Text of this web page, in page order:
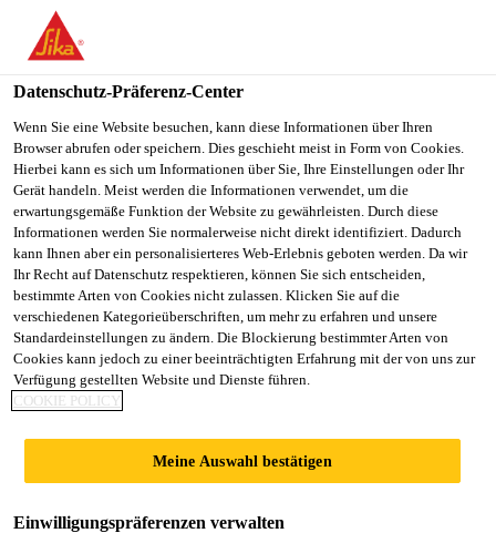
You are accessing "Sika Schweiz AG", it seems you are
accessing it from "Vereinigte Staaten". We have a dedicated
website for your country.
TO
SIKA
USA
STAY ON THE SIKA
SCHWEIZ AG WEBSITE
SELECT A
COUNTRY
Sika Schweiz AG
RANGSIT
UNIVERSITY
Datenschutz-Präferenz-Center
Wenn Sie eine Website besuchen, kann diese Informationen über Ihren
Browser abrufen oder speichern. Dies geschieht meist in Form von Cookies.
Hierbei kann es sich um Informationen über Sie, Ihre Einstellungen oder Ihr
Gerät handeln. Meist werden die Informationen verwendet, um die
erwartungsgemäße Funktion der Website zu gewährleisten. Durch diese
Informationen werden Sie normalerweise nicht direkt identifiziert. Dadurch
kann Ihnen aber ein personalisierteres Web-Erlebnis geboten werden. Da wir
Ihr Recht auf Datenschutz respektieren, können Sie sich entscheiden,
bestimmte Arten von Cookies nicht zulassen. Klicken Sie auf die
verschiedenen Kategorieüberschriften, um mehr zu erfahren und unsere
Standardeinstellungen zu ändern. Die Blockierung bestimmter Arten von
Cookies kann jedoch zu einer beeinträchtigten Erfahrung mit der von uns zur
Verfügung gestellten Website und Dienste führen.
COOKIE POLICY
Meine Auswahl bestätigen
Einwilligungspräferenzen verwalten